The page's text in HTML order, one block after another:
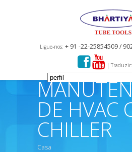
Ligue-nos: + 91 -22-25854509 /
| Traduzir:
DE HVAC
CHILLER
Casa